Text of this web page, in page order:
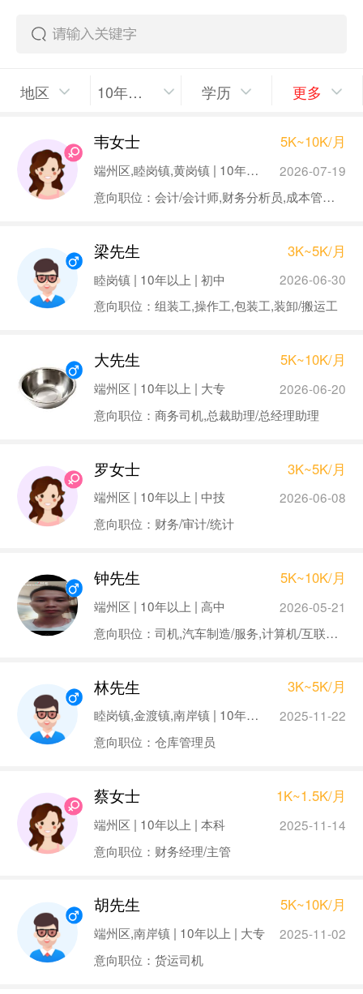
地区 10年以上 学历 更多
韦女士 5K~10K/月
端州区,睦岗镇,黄岗镇 | 10年以上 | 本科
2026-07-19
意向职位：会计/会计师,财务分析员,成本管理员
梁先生 3K~5K/月
睦岗镇 | 10年以上 | 初中
2026-06-30
意向职位：组装工,操作工,包装工,装卸/搬运工
大先生 5K~10K/月
端州区 | 10年以上 | 大专
2026-06-20
意向职位：商务司机,总裁助理/总经理助理
罗女士 3K~5K/月
端州区 | 10年以上 | 中技
2026-06-08
意向职位：财务/审计/统计
钟先生 5K~10K/月
端州区 | 10年以上 | 高中
2026-05-21
意向职位：司机,汽车制造/服务,计算机/互联网/通信,电子/电气,股票交易员
林先生 3K~5K/月
睦岗镇,金渡镇,南岸镇 | 10年以上 | 中专
2025-11-22
意向职位：仓库管理员
蔡女士 1K~1.5K/月
端州区 | 10年以上 | 本科
2025-11-14
意向职位：财务经理/主管
胡先生 5K~10K/月
端州区,南岸镇 | 10年以上 | 大专
2025-11-02
意向职位：货运司机